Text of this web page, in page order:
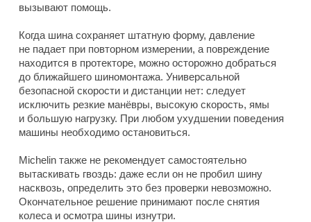
вызывают помощь.
Когда шина сохраняет штатную форму, давление
не падает при повторном измерении, а повреждение
находится в протекторе, можно осторожно добраться
до ближайшего шиномонтажа. Универсальной
безопасной скорости и дистанции нет: следует
исключить резкие манёвры, высокую скорость, ямы
и большую нагрузку. При любом ухудшении поведения
машины необходимо остановиться.
Michelin также не рекомендует самостоятельно
вытаскивать гвоздь: даже если он не пробил шину
насквозь, определить это без проверки невозможно.
Окончательное решение принимают после снятия
колеса и осмотра шины изнутри.